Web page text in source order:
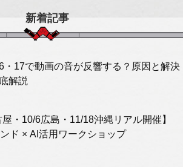
新着記事
・17で動画の音が反響する？原因と解決
解説
屋・10/6広島・11/18沖縄リアル開催】
ド × AI活用ワークショップ